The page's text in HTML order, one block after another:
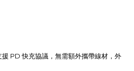
PD 快充協議，無需額外攜帶線材，外